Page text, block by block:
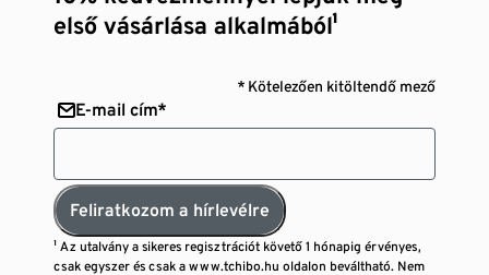
első vásárlása alkalmából¹
* Kötelezően kitöltendő mező
E-mail cím*
Feliratkozom a hírlevélre
¹ Az utalvány a sikeres regisztrációt követő 1 hónapig érvényes,
csak egyszer és csak a www.tchibo.hu oldalon beváltható. Nem